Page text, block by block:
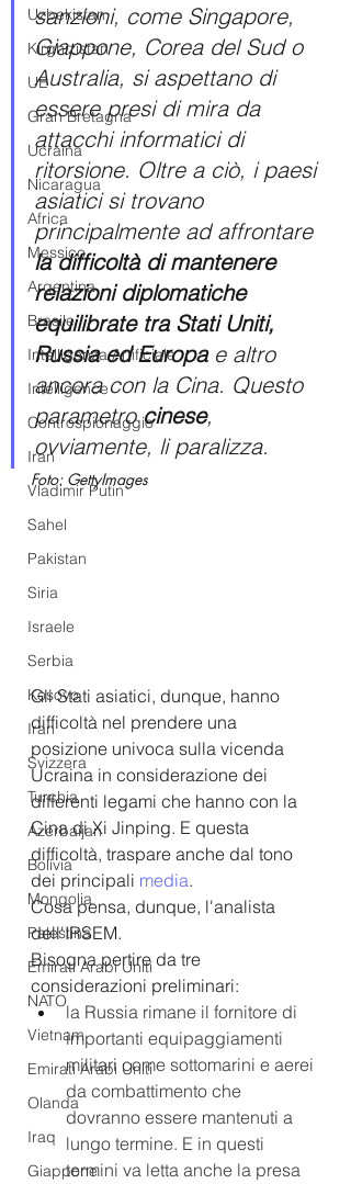
Uzbekistan
Kirghizistan
UE
Gran Bretagna
Ucraina
Nicaragua
Africa
Messico
Argentina
Brasile
Intelligenza Artificiale
Intelligence
Controspionaggio
Iran
Vladimir Putin
Sahel
Pakistan
Siria
Israele
Serbia
Kosovo
Iran
Svizzera
Turchia
Azerbaijan
Bolivia
Mongolia
Palestina
Emirati Arabi Uniti
NATO
Vietnam
Emirati Arabi Uniti
Olanda
Iraq
Giappone
sanzioni, come Singapore,
Giappone, Corea del Sud o
Australia, si aspettano di
essere presi di mira da
attacchi informatici di
ritorsione. Oltre a ciò, i paesi
asiatici si trovano
principalmente ad affrontare
la difficoltà di mantenere
relazioni diplomatiche
equilibrate tra Stati Uniti,
Russia ed Europa e altro
ancora con la Cina. Questo
parametro cinese,
ovviamente, li paralizza.
Foto: GettyImages
Gli Stati asiatici, dunque, hanno
difficoltà nel prendere una
posizione univoca sulla vicenda
Ucraina in considerazione dei
differenti legami che hanno con la
Cina di Xi Jinping. E questa
difficoltà, traspare anche dal tono
dei principali media.
Cosa pensa, dunque, l'analista
dell'IRSEM.
Bisogna pertire da tre
considerazioni preliminari:
la Russia rimane il fornitore di
importanti equipaggiamenti
militari come sottomarini e aerei
da combattimento che
dovranno essere mantenuti a
lungo termine. E in questi
termini va letta anche la presa